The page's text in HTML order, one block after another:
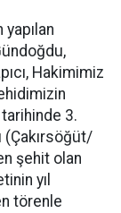
Hakimimiz
3.
(Çakırsöğüt/
şehit olan
yıl
törenle